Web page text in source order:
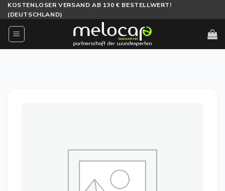
Zum
Inhalt
springen
KOSTENLOSER VERSAND AB 130 € BESTELLWERT!
(DEUTSCHLAND)